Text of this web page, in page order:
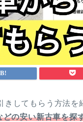
してもらう方法を
どの安い新古車を探